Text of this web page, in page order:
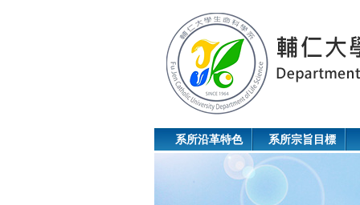
系所沿革特色 系所宗旨目標